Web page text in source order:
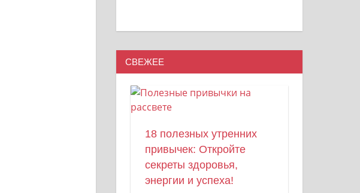
СВЕЖЕЕ
18 полезных утренних
привычек: Откройте
секреты здоровья,
энергии и успеха!